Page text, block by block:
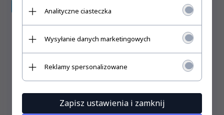
Promocja
Analityczne ciasteczka
Wysyłanie danych marketingowych
Reklamy spersonalizowane
Zapisz ustawienia i zamknij